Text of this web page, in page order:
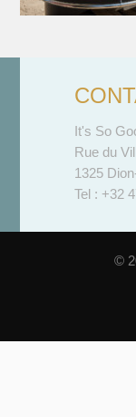
It's So
Rue du
1325
Tel : +32
©